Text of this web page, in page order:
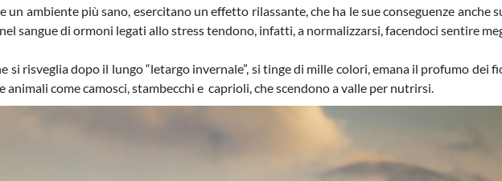
un ambiente più sano, esercitano un effetto rilassante, che ha le sue conseguenze anche
sangue di ormoni legati allo stress tendono, infatti, a normalizzarsi, facendoci sentire
si risveglia dopo il lungo “letargo invernale”, si tinge di mille colori, emana il profumo dei
come camosci, stambecchi e caprioli, che scendono a valle per nutrirsi.